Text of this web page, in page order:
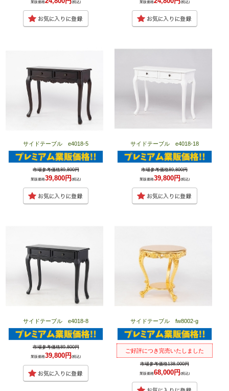
業販価格 (税込) 業販価格 (税込)
サイドテーブル e4018-5
市場参考価格89,800円
業販価格39,800円(税込)
サイドテーブル e4018-18
市場参考価格89,800円
業販価格39,800円 (税込)
サイドテーブル e4018-8
市場参考価格89,800円
業販価格39,800円(税込)
サイドテーブル fw8002-g
ご好評につき完売いたしました
市場参考価格138,000円
業販価格68,000円 (税込)